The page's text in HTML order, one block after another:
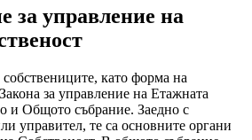
за управление на
като форма на
за управление на Етажната
и Общото събрание. Заедно с
управител, те са основните органи